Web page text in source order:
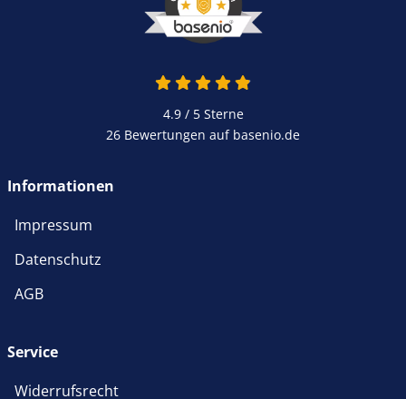
4.9 / 5Sterne
26 Bewertungen auf basenio.de
Informationen
Impressum
Datenschutz
AGB
Service
Widerrufsrecht